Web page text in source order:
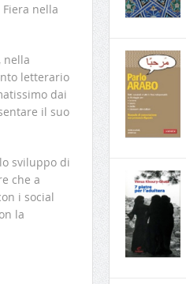
nella
nella
letterario
dai
il suo
sviluppo di
che a
i social
la